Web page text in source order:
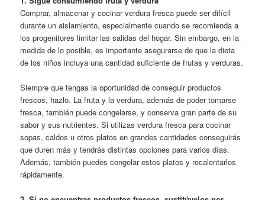
Comprar, almacenar y cocinar verdura fresca puede ser difícil
durante un aislamiento, especialmente cuando se recomienda a
los progenitores limitar las salidas del hogar. Sin embargo, en la
medida de lo posible, es importante asegurarse de que la dieta
de los niños incluya una cantidad suficiente de frutas y verduras.
Siempre que tengas la oportunidad de conseguir productos
frescos, hazlo. La fruta y la verdura, además de poder tomarse
fresca, también puede congelarse, y conserva gran parte de su
sabor y sus nutrientes. Si utilizas verdura fresca para cocinar
sopas, caldos u otros platos en grandes cantidades conseguirás
que duren más y tendrás distintas opciones para varios días.
Además, también puedes congelar estos platos y recalentarlos
rápidamente.